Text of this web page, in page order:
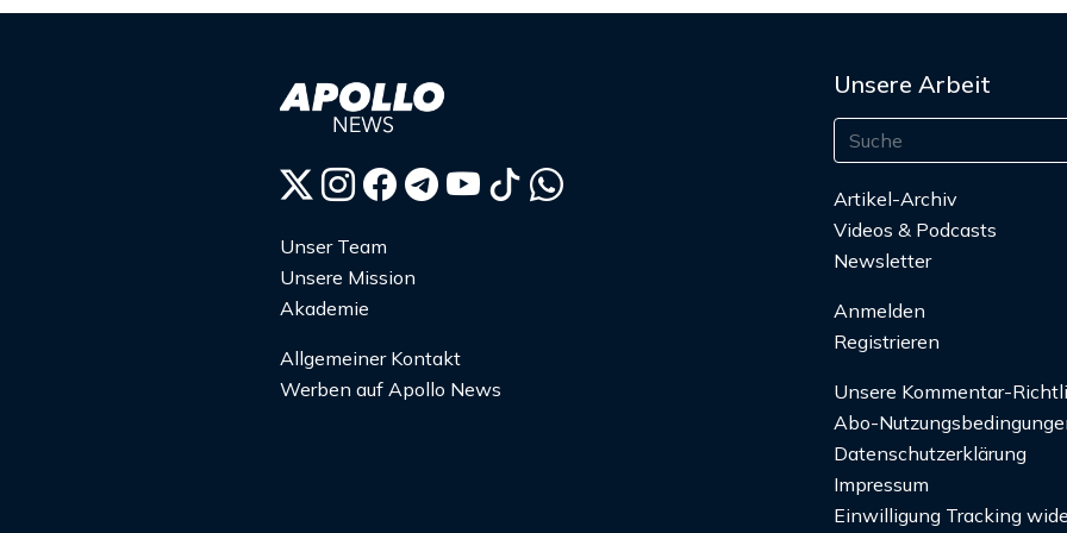
Unser Team
Unsere Mission
Akademie
Allgemeiner Kontakt
Werben auf Apollo News
Unsere Arbeit
Artikel-Archiv
Videos & Podcasts
Newsletter
Anmelden
Registrieren
Unsere Kommentar-
Abo-
Datenschutzerklärung
Impressum
Einwilligung Tracking